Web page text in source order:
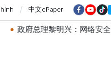
中文ePaper
兴：网络安全必须做到“维护